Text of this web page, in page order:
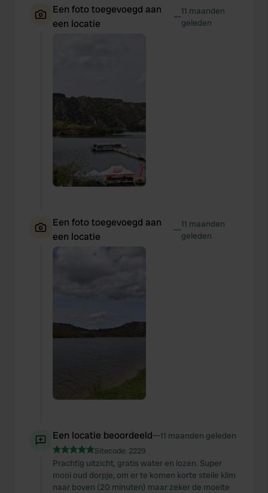
Een foto toegevoegd aan
een locatie
—11 maanden
geleden
Een foto toegevoegd aan
een locatie
—11 maanden
geleden
Een locatie beoordeeld—11 maanden geleden
Sitecode: 2229
Prachtig uitzicht, gratis water en lozen. Super
mooi oud dorpje, om er te komen korte steile klim
naar boven (20 minuten) maar zeker de moeite